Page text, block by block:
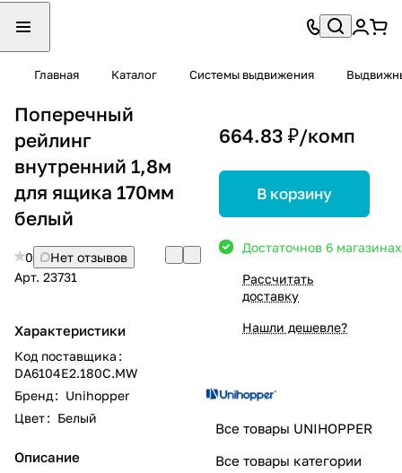
Главная Каталог Системы выдвижения
Поперечный
рейлинг
внутренний 1,8м
для ящика 170мм
белый
0
Нет отзывов
Арт. 23731
Характеристики
Код поставщика :
DA6104E2.180C.MW
Бренд: Unihopper
Цвет: Белый
Описание
664.83 ₽/комп
В корзину
Достаточнов 6 магазинах
Рассчитать
доставку
Нашли дешевле?
Все товары UNIHOPPER
Все товары категории